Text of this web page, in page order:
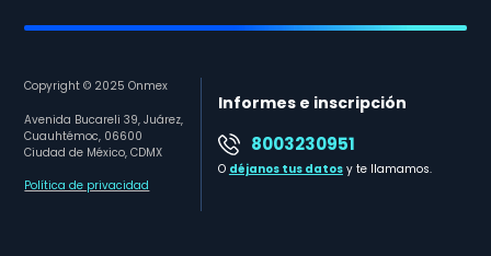
Copyright © 2025 Onmex
Avenida Bucareli 39, Juárez,
Cuauhtémoc, 06600
Ciudad de México, CDMX
Política de privacidad
Informes e inscripción
8003230951
O déjanos tus datosy te llamamos.